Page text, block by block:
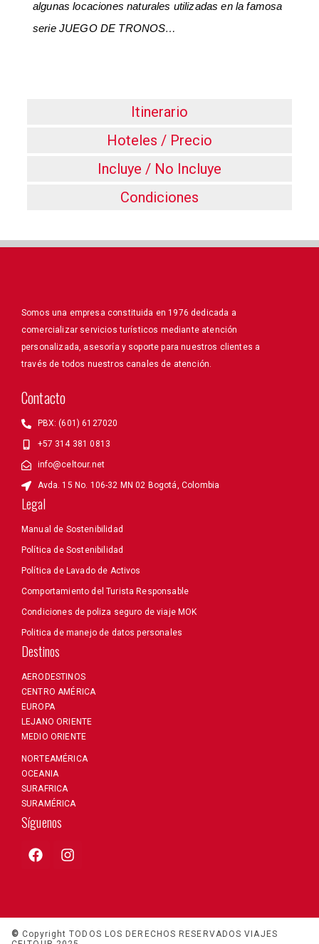
Itinerario
Hoteles / Precio
Incluye / No Incluye
Condiciones
algunas locaciones naturales utilizadas en la famosa
serie JUEGO DE TRONOS…
Somos una empresa constituida en 1976 dedicada a
comercializar servicios turísticos mediante atención
personalizada, asesoría y soporte para nuestros clientes a
través de todos nuestros canales de atención.
Contacto
PBX: (601) 6127020
+57 314 381 0813
info@celtour.net
Avda. 15 No. 106-32 MN 02 Bogotá, Colombia
Legal
Manual de Sostenibilidad
Política de Sostenibilidad
Política de Lavado de Activos
Comportamiento del Turista Responsable
Condiciones de poliza seguro de viaje MOK
Politica de manejo de datos personales
Destinos
AERODESTINOS
CENTRO AMÉRICA
EUROPA
LEJANO ORIENTE
MEDIO ORIENTE
NORTEAMÉRICA
OCEANIA
SURAFRICA
SURAMÉRICA
Síguenos
© Copyright TODOS LOS DERECHOS RESERVADOS VIAJES